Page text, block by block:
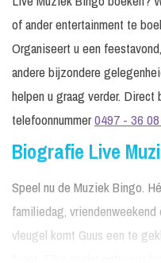
of ander entertainment te
Organiseert u een
andere bijzondere
helpen u graag verder. Direct
telefoonnummer0497 - 36
Biografie Live
Speel nu de Muziek Bingo.
familiedag,
vleugel komt Guus een te